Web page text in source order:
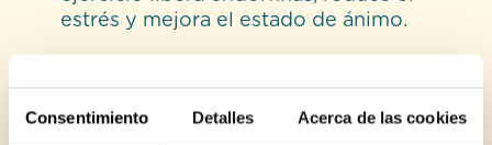
Consentimiento Detalles Acerca de las cookies
estrés y mejora el estado de ánimo.
estimula la interacción a la vez que